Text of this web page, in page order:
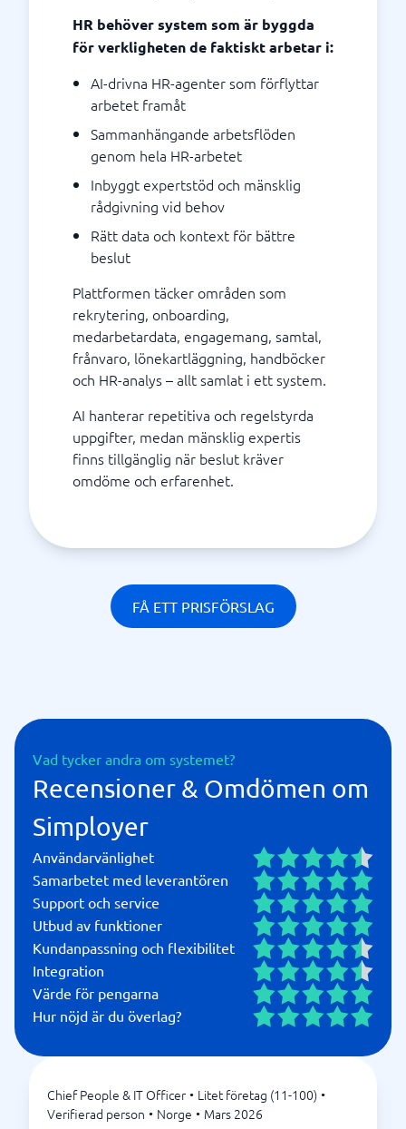
HR behöver system som är byggda
för verkligheten de faktiskt arbetar i:
AI-drivna HR-agenter som förflyttar
arbetet framåt
Sammanhängande arbetsflöden
genom hela HR-arbetet
Inbyggt expertstöd och mänsklig
rådgivning vid behov
Rätt data och kontext för bättre
beslut
Plattformen täcker områden som
rekrytering, onboarding,
medarbetardata, engagemang, samtal,
frånvaro, lönekartläggning, handböcker
och HR-analys – allt samlat i ett system.
AI hanterar repetitiva och regelstyrda
uppgifter, medan mänsklig expertis
finns tillgänglig när beslut kräver
omdöme och erfarenhet.
FÅ ETT PRISFÖRSLAG
Vad tycker andra om systemet?
Recensioner & Omdömen om
Simployer
Användarvänlighet
Samarbetet med leverantören
Support och service
Utbud av funktioner
Kundanpassning och flexibilitet
Integration
Värde för pengarna
Hur nöjd är du överlag?
Chief People & IT Officer • Litet företag (11-100) •
Verifierad person • Norge • Mars 2026